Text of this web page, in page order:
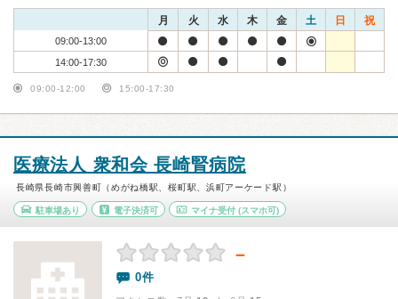
月 火 水 木 金 土 日 祝
09:00-13:00
14:00-17:30
09:00-12:00 15:00-17:30
医療法人 衆和会 長崎腎病院
長崎県長崎市興善町（めがね橋駅、桜町駅、浜町アーケード駅）
駐車場あり 電子決済可 マイナ受付 (スマホ可)
－
0件